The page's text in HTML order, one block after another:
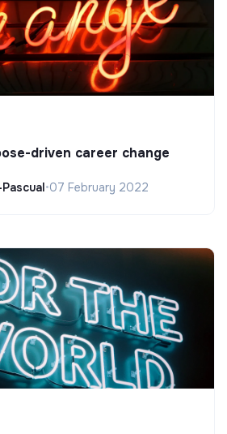
driven career change
•07 February 2022